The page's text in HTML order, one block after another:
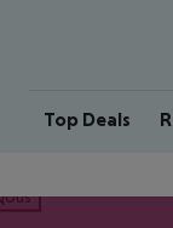
Top Deals